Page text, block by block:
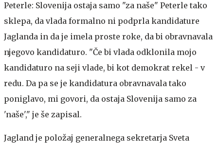
Peterle: Slovenija ostaja samo "za naše" Peterle tako
sklepa, da vlada formalno ni podprla kandidature
Jaglanda in da je imela proste roke, da bi obravnavala
njegovo kandidaturo. "Če bi vlada odklonila mojo
kandidaturo na seji vlade, bi kot demokrat rekel - v
redu. Da pa se je kandidatura obravnavala tako
poniglavo, mi govori, da ostaja Slovenija samo za
'naše'," je še zapisal.
Jagland je položaj generalnega sekretarja Sveta